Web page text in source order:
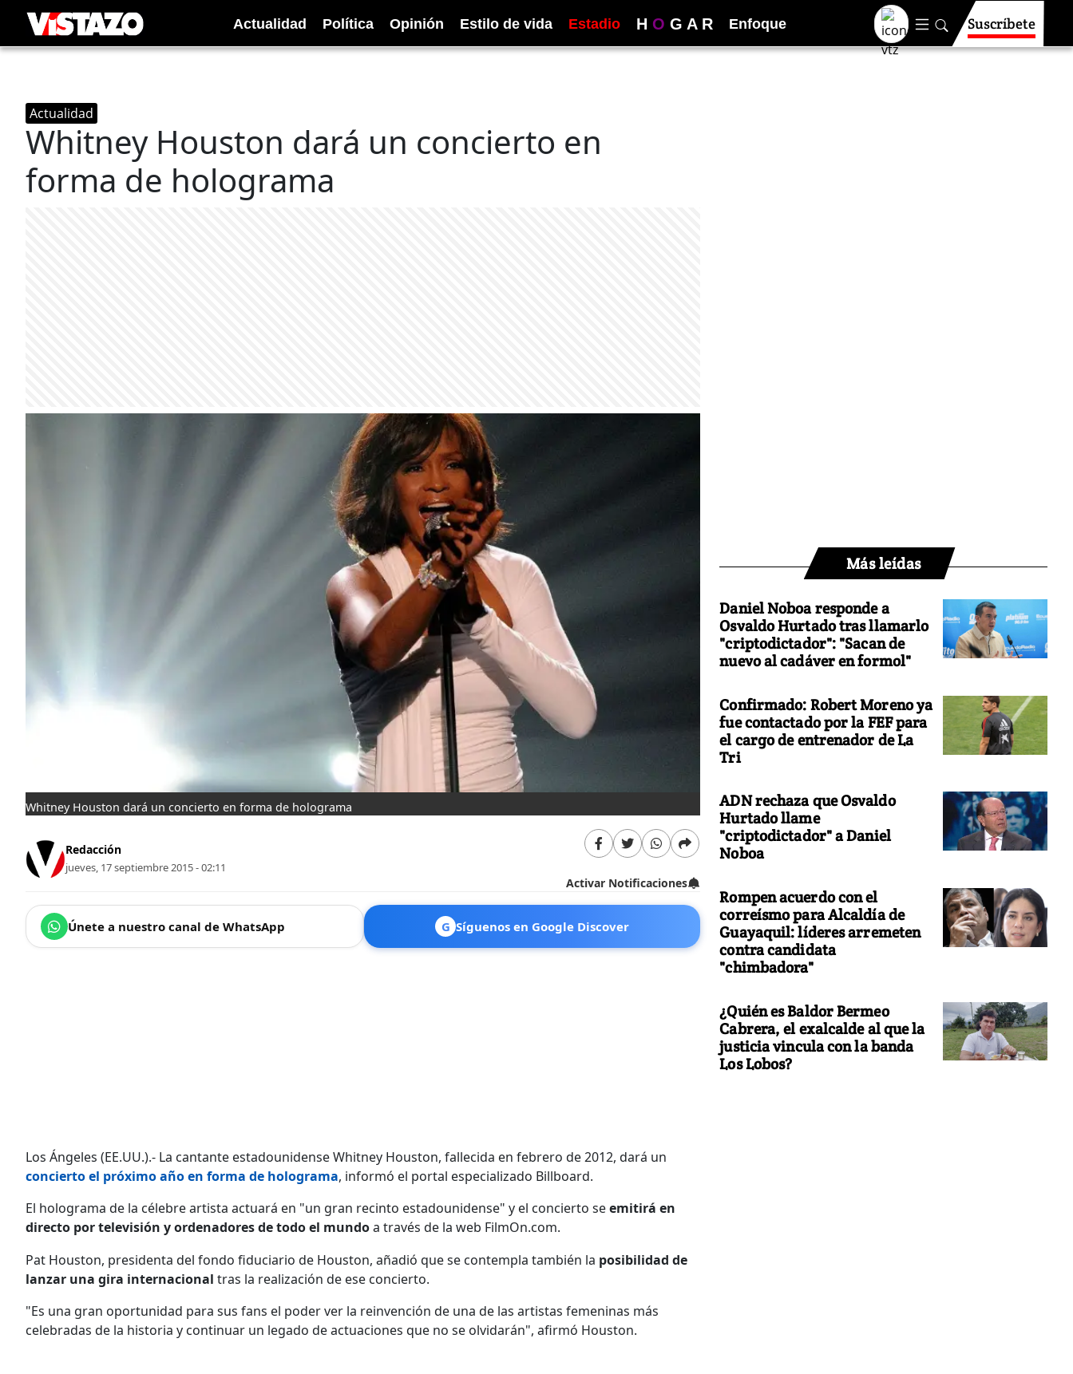
Actualidad Política Opinión Estilo de vida Estadio H O G A R Enfoque Suscríbete
Actualidad
Whitney Houston dará un concierto en
forma de holograma
Whitney Houston dará un concierto en forma de holograma
Redacción
jueves, 17 septiembre 2015 - 02:11
Activar Notificaciones
Únete a nuestro canal de WhatsApp G Síguenos en Google Discover
Los Ángeles (EE.UU.).- La cantante estadounidense Whitney Houston, fallecida en febrero de 2012, dará un
concierto el próximo año en forma de holograma, informó el portal especializado Billboard.
El holograma de la célebre artista actuará en "un gran recinto estadounidense" y el concierto seemitirá en
directo por televisión y ordenadores de todo el mundoa través de la web FilmOn.com.
Pat Houston, presidenta del fondo fiduciario de Houston, añadió que se contempla también la posibilidad de
lanzar una gira internacional tras la realización de ese concierto.
"Es una gran oportunidad para sus fans el poder ver la reinvención de una de las artistas femeninas más
celebradas de la historia y continuar un legado de actuaciones que no se olvidarán", afirmó Houston.
Más leídas
Daniel Noboa responde a
Osvaldo Hurtado tras llamarlo
"criptodictador": "Sacan de
nuevo al cadáver en formol"
Confirmado: Robert Moreno ya
fue contactado por la FEF para
el cargo de entrenador de La
Tri
ADN rechaza que Osvaldo
Hurtado llame
"criptodictador" a Daniel
Noboa
Rompen acuerdo con el
correísmo para Alcaldía de
Guayaquil: líderes arremeten
contra candidata
"chimbadora"
¿Quién es Baldor Bermeo
Cabrera, el exalcalde al que la
justicia vincula con la banda
Los Lobos?